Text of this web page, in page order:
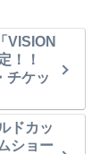
VISION
！！
チケッ
ドカッ
ショー